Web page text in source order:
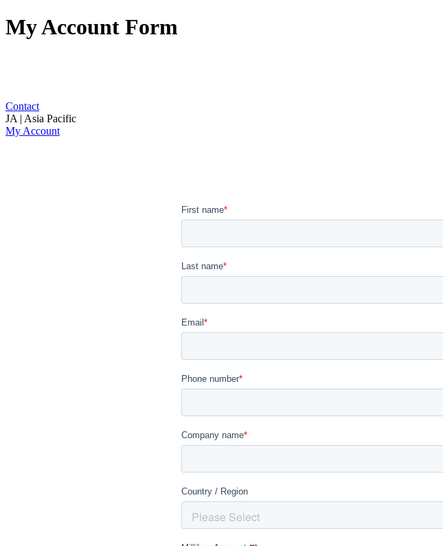
My Account Form
Contact
JA | Asia Pacific
My Account